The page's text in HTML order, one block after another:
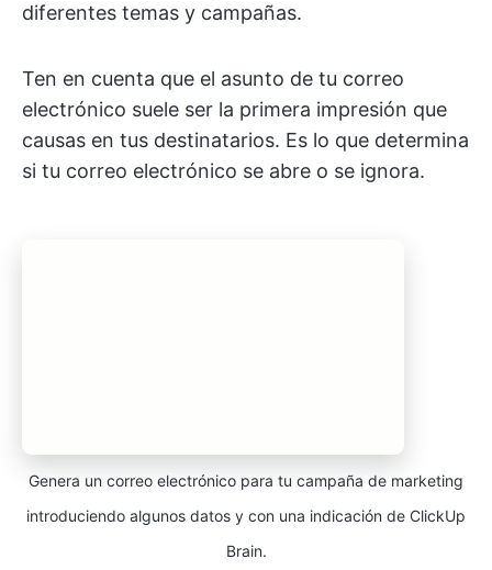
diferentes temas y campañas.
Ten en cuenta que el asunto de tu correo
electrónico suele ser la primera impresión que
causas en tus destinatarios. Es lo que determina
si tu correo electrónico se abre o se ignora.
Genera un correo electrónico para tu campaña de marketing
introduciendo algunos datos y con una indicación de ClickUp
Brain.